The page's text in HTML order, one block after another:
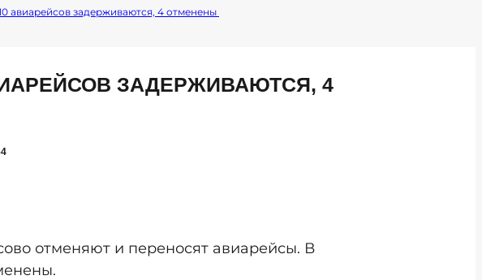
авиарейсов задерживаются, 4 отменены
ЗАДЕРЖИВАЮТСЯ, 4
отменяют и переносят авиарейсы. В